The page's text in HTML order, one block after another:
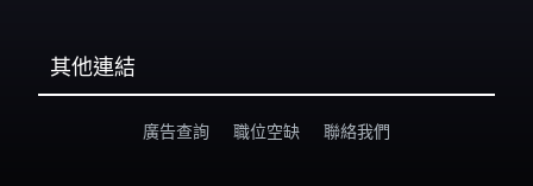
其他連結
廣告查詢 職位空缺 聯絡我們